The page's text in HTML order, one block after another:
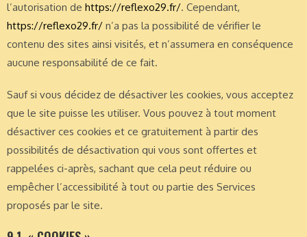
l’autorisation de https://reflexo29.fr/. Cependant,
https://reflexo29.fr/ n’a pas la possibilité de vérifier le
contenu des sites ainsi visités, et n’assumera en conséquence
aucune responsabilité de ce fait.
Sauf si vous décidez de désactiver les cookies, vous acceptez
que le site puisse les utiliser. Vous pouvez à tout moment
désactiver ces cookies et ce gratuitement à partir des
possibilités de désactivation qui vous sont offertes et
rappelées ci-après, sachant que cela peut réduire ou
empêcher l’accessibilité à tout ou partie des Services
proposés par le site.